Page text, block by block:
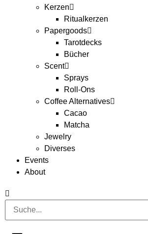
Kerzen
Ritualkerzen
Papergoods
Tarotdecks
Bücher
Scent
Sprays
Roll-Ons
Coffee Alternatives
Cacao
Matcha
Jewelry
Diverses
Events
About